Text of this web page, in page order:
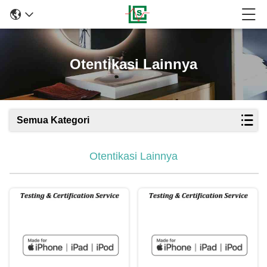
Otentikasi Lainnya
Semua Kategori
Otentikasi Lainnya